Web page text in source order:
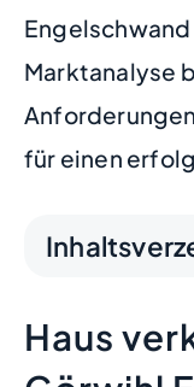
Marktanalyse
für einen
Haus